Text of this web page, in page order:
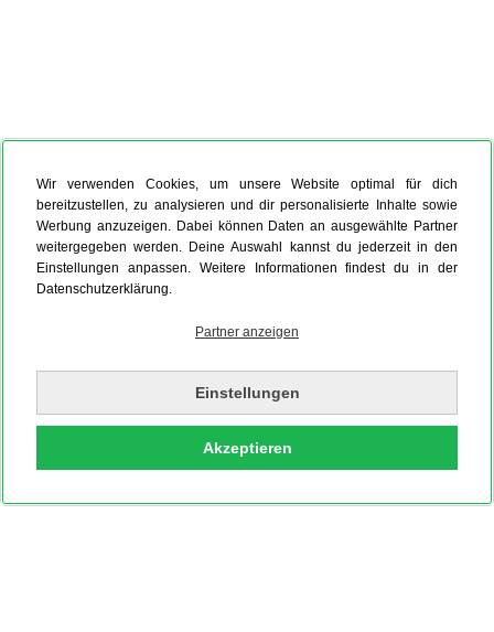
Wir verwenden Cookies, um unsere Website optimal für dich
bereitzustellen, zu analysieren und dir personalisierte Inhalte sowie
Werbung anzuzeigen. Dabei können Daten an ausgewählte Partner
weitergegeben werden. Deine Auswahl kannst du jederzeit in den
Einstellungen anpassen. Weitere Informationen findest du in der
Datenschutzerklärung.
Partner anzeigen
Einstellungen
Akzeptieren